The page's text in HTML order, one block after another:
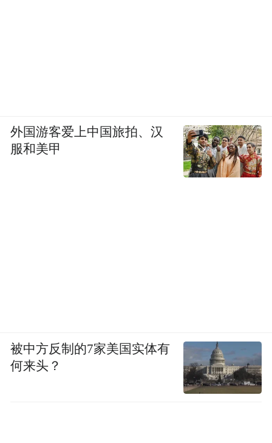
外国游客爱上中国旅拍、汉
服和美甲
被中方反制的7家美国实体有
何来头？